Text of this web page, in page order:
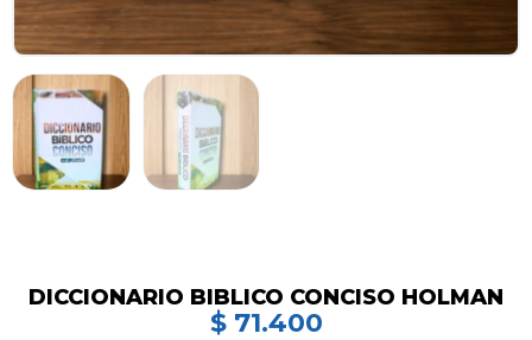
DICCIONARIO BIBLICO CONCISO HOLMAN
$71.400